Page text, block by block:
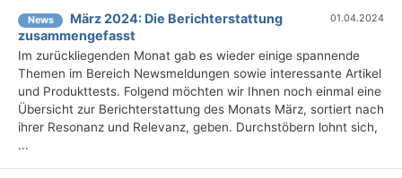
News
März 2024: Die Bericht­erstattung
zusammengefasst
01.04.2024
Im zurückliegenden Monat gab es wieder einige spannende
Themen im Bereich Newsmeldungen sowie interessante Artikel
und Produkttests. Folgend möchten wir Ihnen noch einmal eine
Übersicht zur Berichterstattung des Monats März, sortiert nach
ihrer Resonanz und Relevanz, geben. Durchstöbern lohnt sich,
...